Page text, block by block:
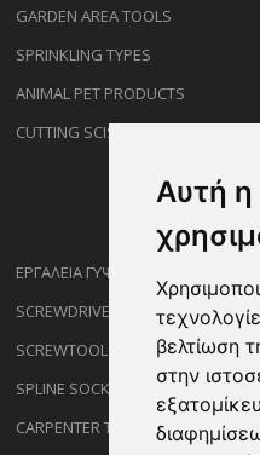
Αυτή η
βελτίωση
στην
GARDEN AREA TOOLS
SPRINKLING TYPES
ANIMAL PET PRODUCTS
CUTTING SCISSORS
ΕΡΓΑΛΕΙΑ ΓΥΨΟΣΑΝΙΔΑΣ
SCREWDRIVERS
SCREWTOOL NOZZLES
SPLINE SOCKETS
CARPENTER TOOLS